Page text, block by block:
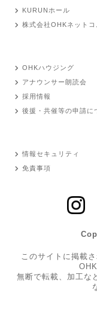
KURUNホール
株式会社OHKネットコ
OHKハウジング
アナウンサー朗読会
採用情報
後援・共催等の申請に
情報セキュリティ
免責事項
このサイトに掲載
無断で転載、加工な